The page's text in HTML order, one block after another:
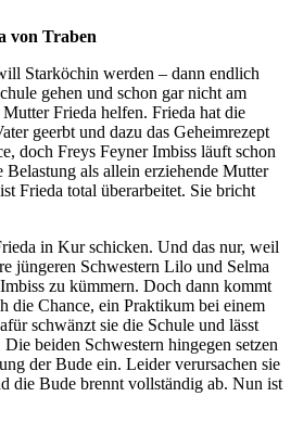
von Traben
Starköchin werden – dann endlich
gehen und schon gar nicht am
Frieda helfen. Frieda hat die
geerbt und dazu das Geheimrezept
doch Freys Feyner Imbiss läuft schon
als allein erziehende Mutter
Frieda total überarbeitet. Sie bricht
in Kur schicken. Und das nur, weil
jüngeren Schwestern Lilo und Selma
zu kümmern. Doch dann kommt
die Chance, ein Praktikum bei einem
schwänzt sie die Schule und lässt
beiden Schwestern hingegen setzen
der Bude ein. Leider verursachen sie
die Bude brennt vollständig ab. Nun ist